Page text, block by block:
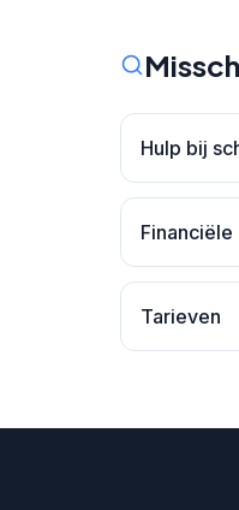
Hulp bij
Financiële
Tarieven